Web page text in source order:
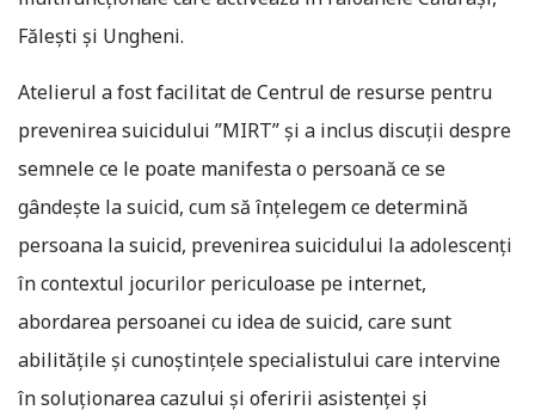
Fălești și Ungheni.
Atelierul a fost facilitat de Centrul de resurse pentru
prevenirea suicidului ”MIRT” și a inclus discuții despre
semnele ce le poate manifesta o persoană ce se
gândește la suicid, cum să înțelegem ce determină
persoana la suicid, prevenirea suicidului la adolescenți
în contextul jocurilor periculoase pe internet,
abordarea persoanei cu idea de suicid, care sunt
abilitățile și cunoștințele specialistului care intervine
în soluționarea cazului și oferirii asistenței și